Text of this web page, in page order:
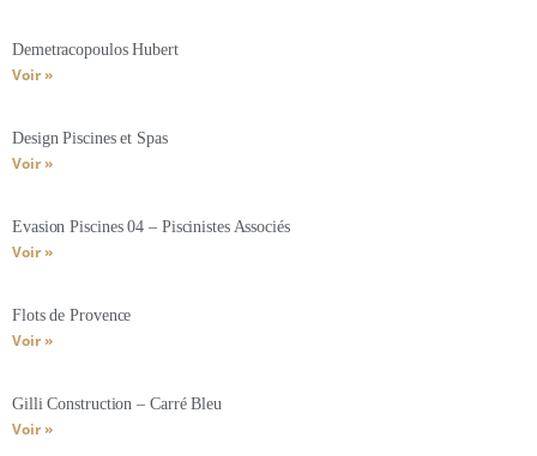
Demetracopoulos Hubert
Voir »
Design Piscines et Spas
Voir »
Evasion Piscines 04 – Piscinistes Associés
Voir »
Flots de Provence
Voir »
Gilli Construction – Carré Bleu
Voir »